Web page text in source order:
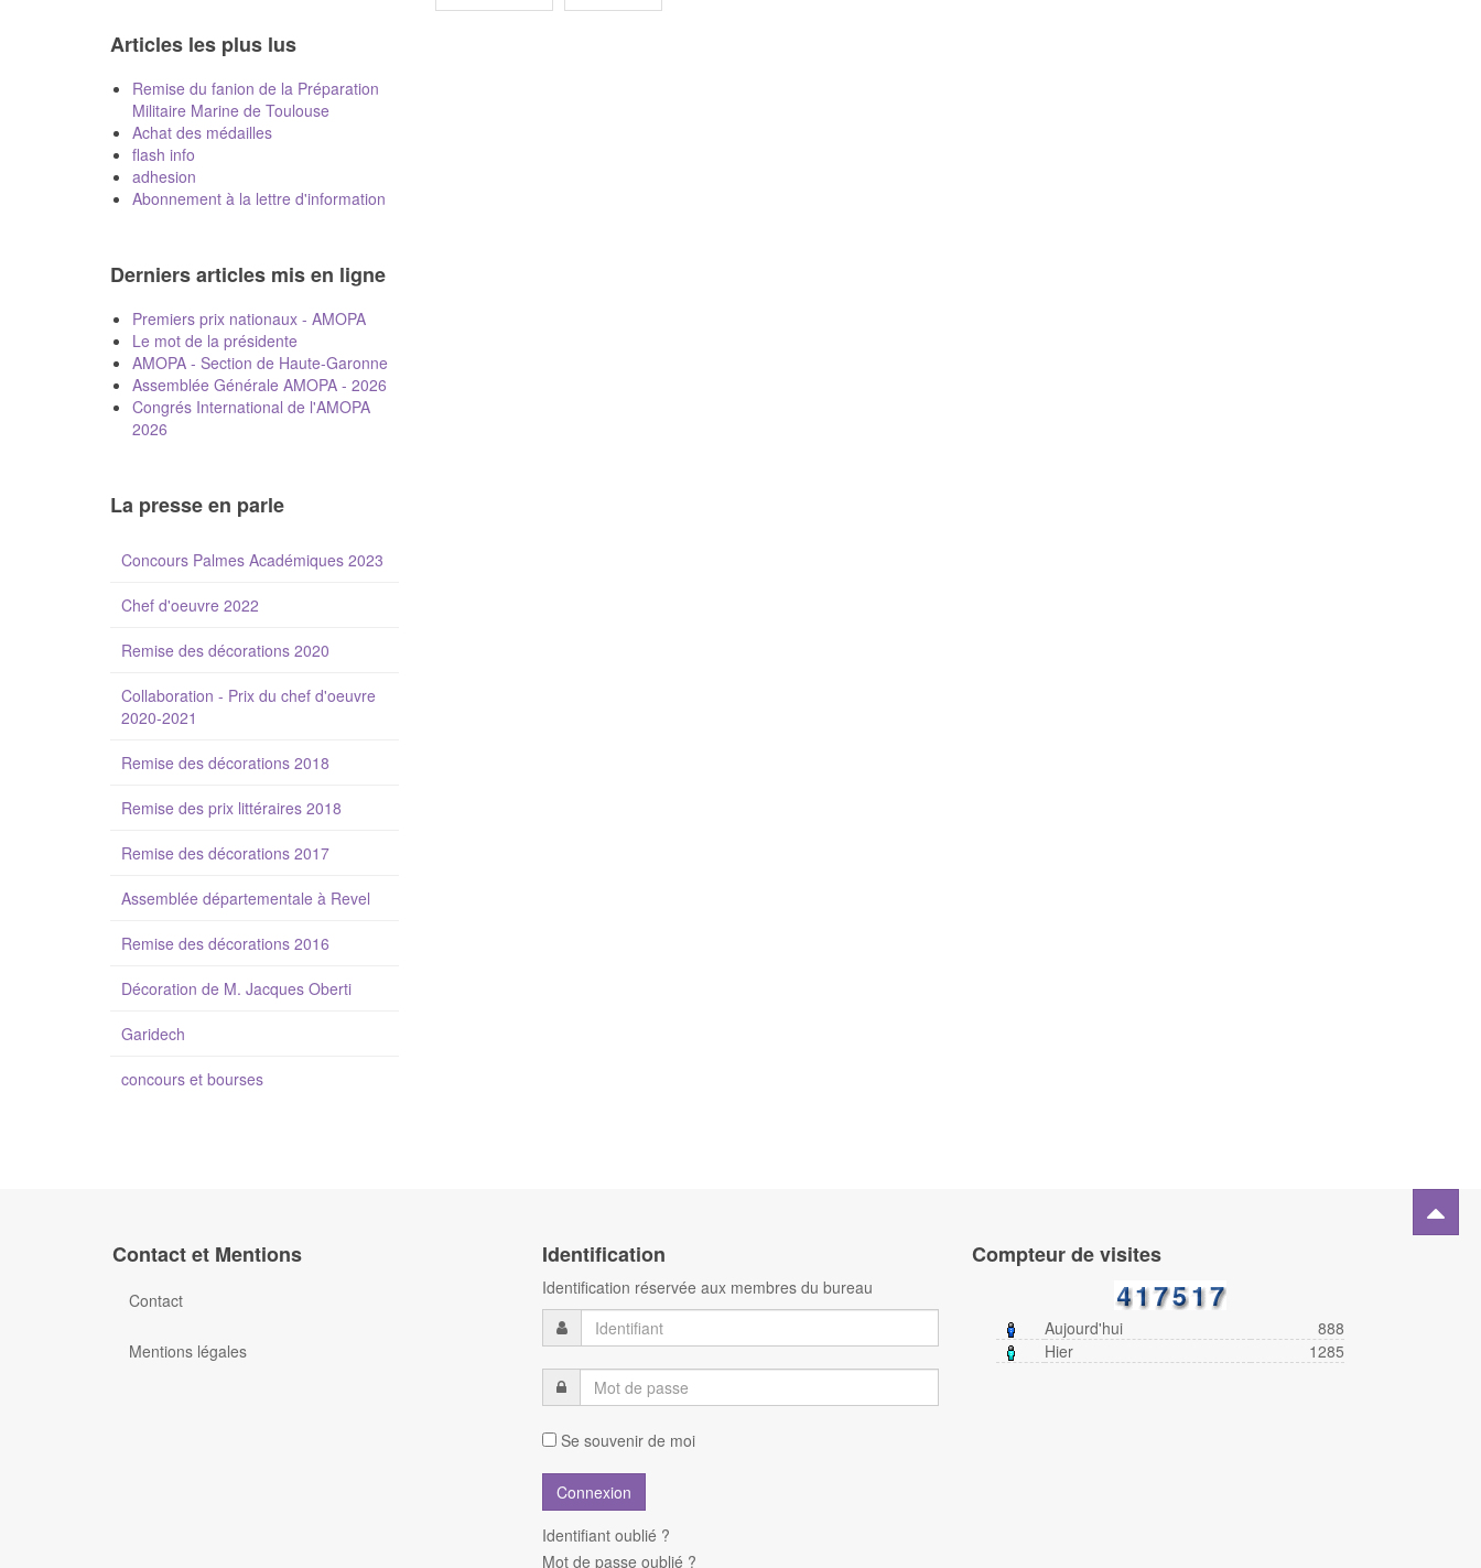
Articles les plus lus
Remise du fanion de la Préparation
Militaire Marine de Toulouse
Achat des médailles
flash info
adhesion
Abonnement à la lettre d'information
Derniers articles mis en ligne
Premiers prix nationaux - AMOPA
Le mot de la présidente
AMOPA - Section de Haute-Garonne
Assemblée Générale AMOPA - 2026
Congrés International de l'AMOPA
2026
La presse en parle
Concours Palmes Académiques 2023
Chef d'oeuvre 2022
Remise des décorations 2020
Collaboration - Prix du chef d'oeuvre
2020-2021
Remise des décorations 2018
Remise des prix littéraires 2018
Remise des décorations 2017
Assemblée départementale à Revel
Remise des décorations 2016
Décoration de M. Jacques Oberti
Garidech
concours et bourses
Contact et Mentions
Contact
Mentions légales
Identification
Identification réservée aux membres du bureau
Se souvenir de moi
Identifiant oublié ?
Mot de passe oublié ?
Compteur de visites
Aujourd'hui
888
Hier
1285